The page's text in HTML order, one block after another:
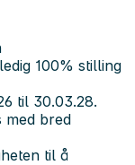
100% stilling
til 30.03.28.
med bred
til å